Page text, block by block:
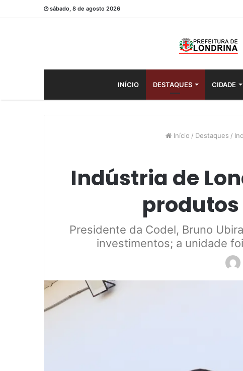
sábado, 8 de agosto 2026
INÍCIO DESTAQUES CIDADE
Início / Destaques /
Indústria de
Presidente da Codel, Bruno
investimentos; a unidade